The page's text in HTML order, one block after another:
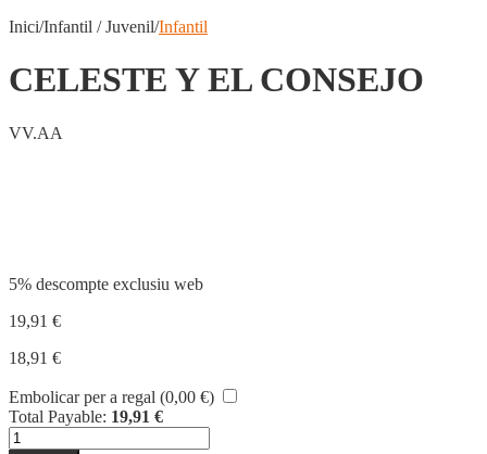
Inici/Infantil / Juvenil/Infantil
CELESTE Y EL CONSEJO
VV.AA
5% descompte exclusiu web
19,91 €
18,91 €
Embolicar per a regal (0,00 €)
Total Payable: 19,91 €
quantitat